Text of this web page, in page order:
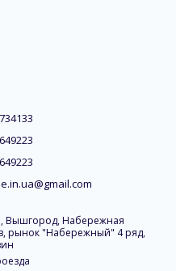
Вышгород, Набережная
рынок "Набережный" 4 ряд,